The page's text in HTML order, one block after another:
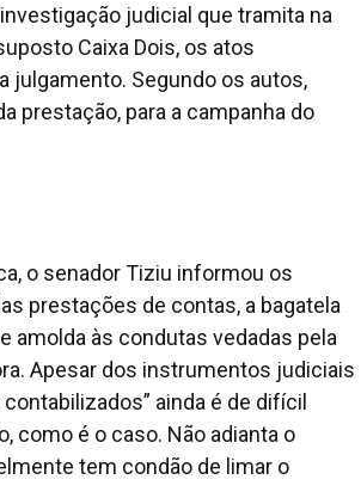
judicial que tramita na
Caixa Dois, os atos
julgamento. Segundo os autos,
prestação, para a campanha do
o senador Tiziu informou os
prestações de contas, a bagatela
amolda às condutas vedadas pela
Apesar dos instrumentos judiciais
ainda é de difícil
como é o caso. Não adianta o
tem condão de limar o